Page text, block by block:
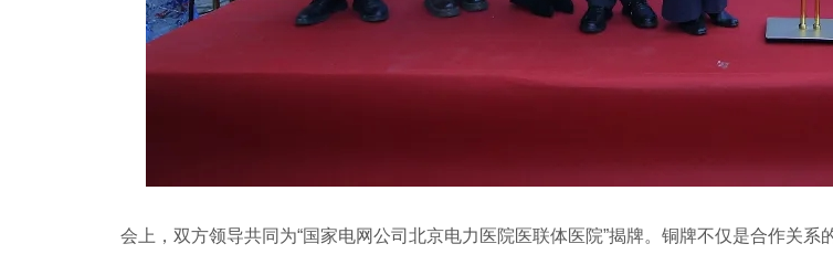
会上，双方领导共同为“国家电网公司北京电力医院医联体医院”揭牌。铜牌不仅是合作关